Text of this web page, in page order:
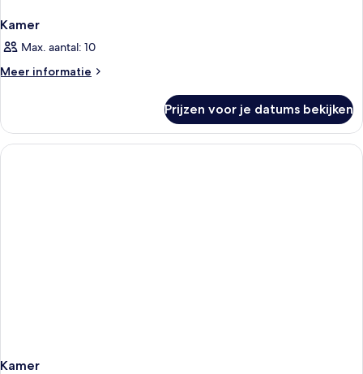
Kamer
Max. aantal: 10
Meer informatie
Meer
Prijzen voor je datums bekijken
Kamer